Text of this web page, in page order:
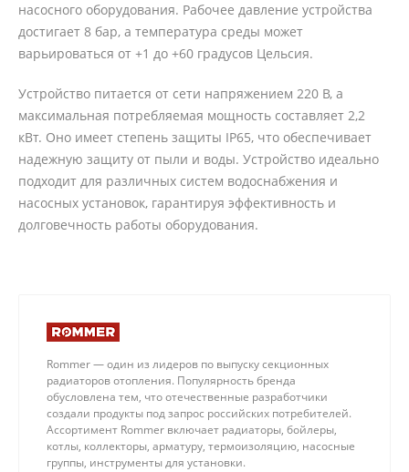
насосного оборудования. Рабочее давление устройства
достигает 8 бар, а температура среды может
варьироваться от +1 до +60 градусов Цельсия.
Устройство питается от сети напряжением 220 В, а
максимальная потребляемая мощность составляет 2,2
кВт. Оно имеет степень защиты IP65, что обеспечивает
надежную защиту от пыли и воды. Устройство идеально
подходит для различных систем водоснабжения и
насосных установок, гарантируя эффективность и
долговечность работы оборудования.
Rommer — один из лидеров по выпуску секционных
радиаторов отопления. Популярность бренда
обусловлена тем, что отечественные разработчики
создали продукты под запрос российских потребителей.
Ассортимент Rommer включает радиаторы, бойлеры,
котлы, коллекторы, арматуру, термоизоляцию, насосные
группы, инструменты для установки.